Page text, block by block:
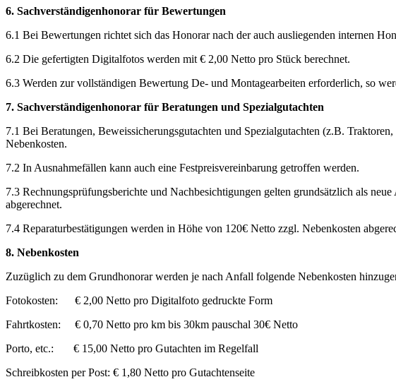
6. Sachverständigenhonorar für Bewertungen
6.1 Bei Bewertungen richtet sich das Honorar nach der auch ausliegenden internen
6.2 Die gefertigten Digitalfotos werden mit € 2,00 Netto pro Stück berechnet.
6.3 Werden zur vollständigen Bewertung De- und Montagearbeiten erforderlich, so
7. Sachverständigenhonorar für Beratungen und Spezialgutachten
7.1 Bei Beratungen, Beweissicherungsgutachten und Spezialgutachten (z.B.
Nebenkosten.
7.2 In Ausnahmefällen kann auch eine Festpreisvereinbarung getroffen werden.
7.3 Rechnungsprüfungsberichte und Nachbesichtigungen gelten grundsätzlich als
abgerechnet.
7.4 Reparaturbestätigungen werden in Höhe von 120€ Netto zzgl. Nebenkosten
8. Nebenkosten
Zuzüglich zu dem Grundhonorar werden je nach Anfall folgende Nebenkosten
Fotokosten: € 2,00 Netto pro Digitalfoto gedruckte Form
Fahrtkosten: € 0,70 Netto pro km bis 30km pauschal 30€ Netto
Porto, etc.: € 15,00 Netto pro Gutachten im Regelfall
Schreibkosten per Post: € 1,80 Netto pro Gutachtenseite